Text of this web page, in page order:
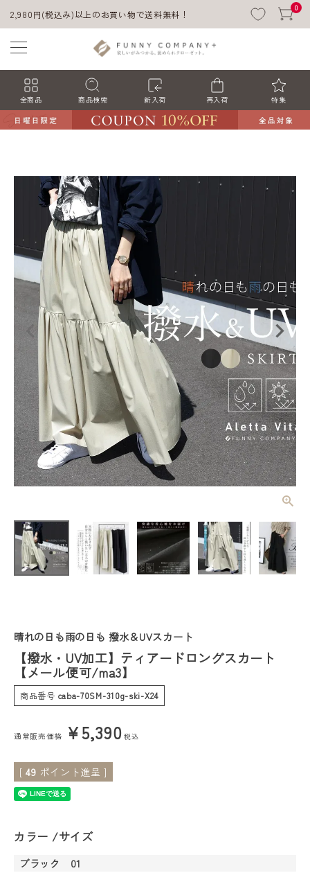
2,980円(税込み)以上のお買い物で送料無料！
0
全商品 商品検索 新入荷 再入荷 特集
ACCOUNT MENU
ようこそ ゲスト 様
ログイン 会員登録
【撥水・UV
加工】ティア
ードロングス
カート 【メ
ール便可/ma
¥5,390(税込)
レディーストップス
レディースボトムス
会員ステージ特典プログラムについて
ご利用ガイド
晴れの日も雨の日も 撥水＆UVスカート
【撥水・UV加工】ティアードロングスカート
【メール便可/ma3】
商品番号 caba-70SM-310g-ski-X24
通常販売価格 ¥5,390 税込
[ 49 ポイント進呈 ]
カラー サイズ
ブラック 01